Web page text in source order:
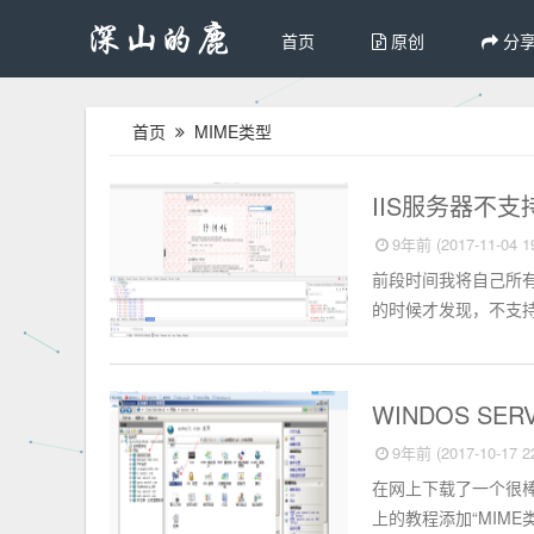
首页 原创 分
首页 MIME类型
IIS服务器不
9年前 (2017-11-04
前段时间我将自己所
的时候才发现，不支
服务器 WINDOS
9年前 (2017-10-17
在网上下载了一个很
上的教程添加